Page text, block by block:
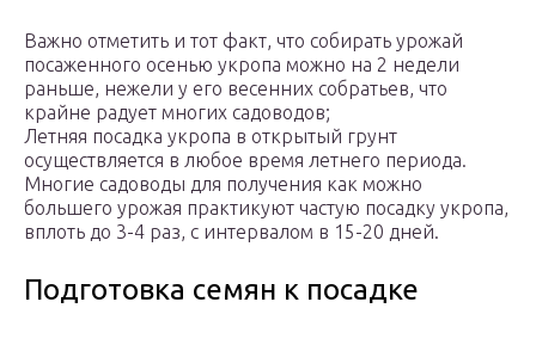
Важно отметить и тот факт, что собирать урожай
посаженного осенью укропа можно на 2 недели
раньше, нежели у его весенних собратьев, что
крайне радует многих садоводов;
Летняя посадка укропа в открытый грунт
осуществляется в любое время летнего периода.
Многие садоводы для получения как можно
большего урожая практикуют частую посадку укропа,
вплоть до 3-4 раз, с интервалом в 15-20 дней.
Подготовка семян к посадке